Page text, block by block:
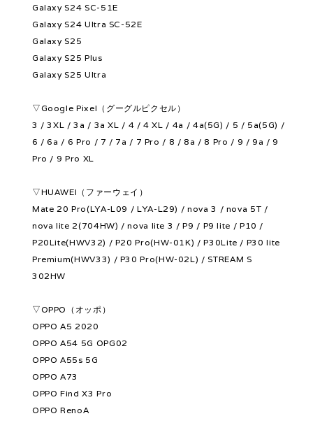
Galaxy S24 SC-51E
Galaxy S24 Ultra SC-52E
Galaxy S25
Galaxy S25 Plus
Galaxy S25 Ultra
▽Google Pixel（グーグルピクセル）
3 / 3XL / 3a / 3a XL / 4 / 4 XL / 4a / 4a(5G) / 5 / 5a(5G) /
6 / 6a / 6 Pro / 7 / 7a / 7 Pro / 8 / 8a / 8 Pro / 9 / 9a / 9
Pro / 9 Pro XL
▽HUAWEI（ファーウェイ）
Mate 20 Pro(LYA-L09 / LYA-L29) / nova 3 / nova 5T /
nova lite 2(704HW) / nova lite 3 / P9 / P9 lite / P10 /
P20Lite(HWV32) / P20 Pro(HW-01K) / P30Lite / P30 lite
Premium(HWV33) / P30 Pro(HW-02L) / STREAM S
302HW
▽OPPO（オッポ）
OPPO A5 2020
OPPO A54 5G OPG02
OPPO A55s 5G
OPPO A73
OPPO Find X3 Pro
OPPO RenoA